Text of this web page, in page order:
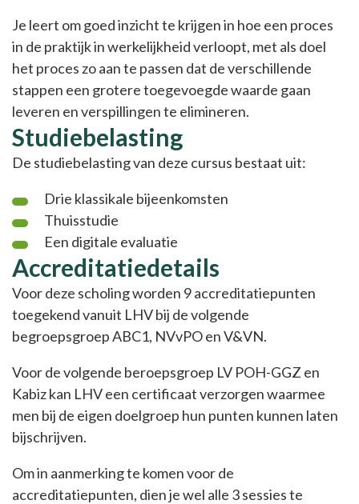
Je leert om goed inzicht te krijgen in hoe een proces
in de praktijk in werkelijkheid verloopt, met als doel
het proces zo aan te passen dat de verschillende
stappen een grotere toegevoegde waarde gaan
leveren en verspillingen te elimineren.
Studiebelasting
De studiebelasting van deze cursus bestaat uit:
Drie klassikale bijeenkomsten
Thuisstudie
Een digitale evaluatie
Accreditatiedetails
Voor deze scholing worden 9 accreditatiepunten
toegekend vanuit LHV bij de volgende
begroepsgroep ABC1, NVvPO en V&VN.
Voor de volgende beroepsgroep LV POH-GGZ en
Kabiz kan LHV een certificaat verzorgen waarmee
men bij de eigen doelgroep hun punten kunnen laten
bijschrijven.
Om in aanmerking te komen voor de
accreditatiepunten, dien je wel alle 3 sessies te